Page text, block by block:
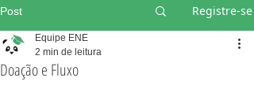
Post Registre-se
Doação e Fluxo
Equipe ENE
2 min de leitura